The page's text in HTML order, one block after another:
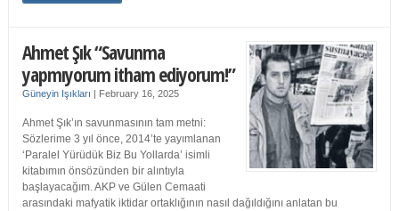
Ahmet Şık “Savunma
yapmıyorum itham ediyorum!”
Güneyin Işıkları | February 16, 2025
Ahmet Şık’ın savunmasının tam metni:
Sözlerime 3 yıl önce, 2014’te yayımlanan
‘Paralel Yürüdük Biz Bu Yollarda’ isimli
kitabımın önsözünden bir alıntıyla
başlayacağım. AKP ve Gülen Cemaati
arasındaki mafyatik iktidar ortaklığının nasıl dağıldığını anlatan bu